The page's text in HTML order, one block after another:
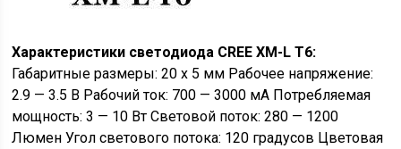
Характеристики светодиода CREE XM-L T6:
Габаритные размеры: 20 х 5 мм Рабочее напряжение:
2.9 — 3.5 В Рабочий ток: 700 — 3000 мА Потребляемая
мощность: 3 — 10 Вт Световой поток: 280 — 1200
Люмен Угол светового потока: 120 градусов Цветовая